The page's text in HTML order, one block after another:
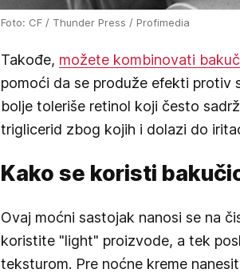
Foto: CF / Thunder Press / Profimedia
Takođe, možete kombinovati
pomoći da se produže efekti protiv
bolje toleriše retinol koji često
triglicerid zbog kojih i dolazi do
Kako se koristi
Ovaj moćni sastojak nanosi se na
koristite "light" proizvode, a tek
teksturom. Pre noćne kreme